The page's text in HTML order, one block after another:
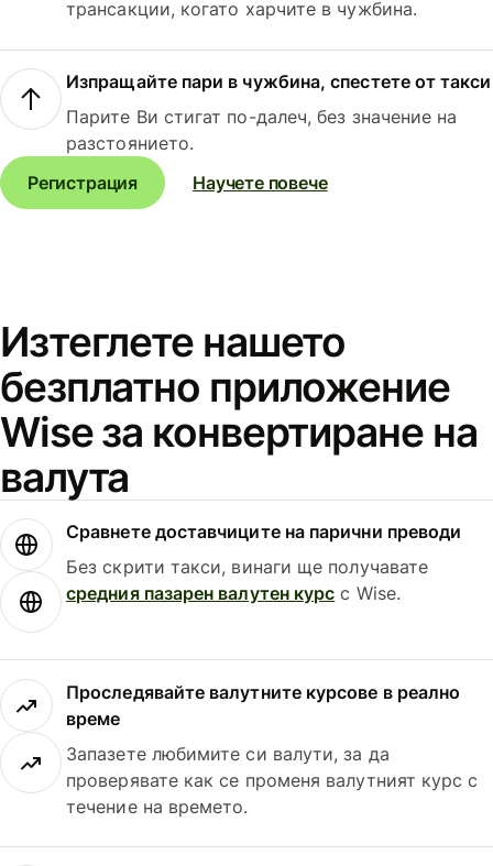
трансакции, когато харчите в чужбина.
Изпращайте пари в чужбина, спестете от такси
Парите Ви стигат по-далеч, без значение на
разстоянието.
Регистрация
Научете повече
Изтеглете нашето
безплатно приложение
Wise за конвертиране на
валута
Сравнете доставчиците на парични преводи
Без скрити такси, винаги ще получавате
средния пазарен валутен курс с Wise.
Проследявайте валутните курсове в реално
време
Запазете любимите си валути, за да
проверявате как се променя валутният курс с
течение на времето.